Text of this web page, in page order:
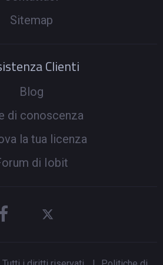
Sitemap
Clienti
Blog
di conoscenza
la tua licenza
di Iobit